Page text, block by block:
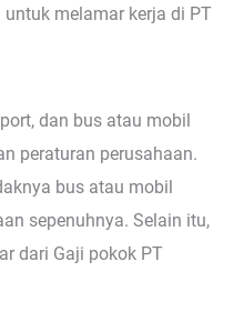
melamar kerja di PT
dan bus atau mobil
peraturan perusahaan.
bus atau mobil
sepenuhnya. Selain itu,
dari Gaji pokok PT